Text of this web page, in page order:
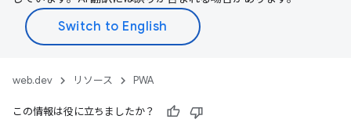
web.dev リソース PWA
この情報は役に立ちましたか？